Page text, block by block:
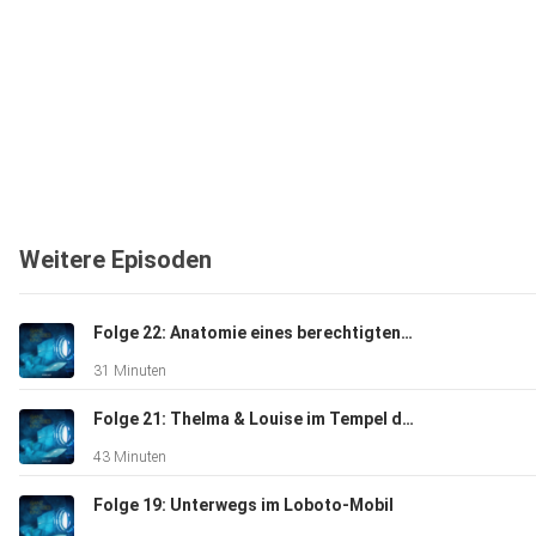
Weitere Episoden
Folge 22: Anatomie eines berechtigten Zweifels
31 Minuten
Folge 21: Thelma & Louise im Tempel des Todes
43 Minuten
Folge 19: Unterwegs im Loboto-Mobil